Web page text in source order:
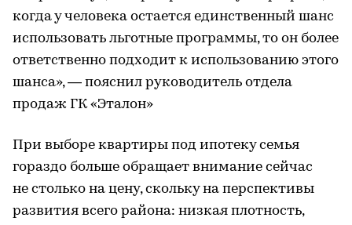
когда у человека остается единственный шанс
использовать льготные программы, то он более
ответственно подходит к использованию этого
шанса», — пояснил руководитель отдела
продаж ГК «Эталон»
При выборе квартиры под ипотеку семья
гораздо больше обращает внимание сейчас
не столько на цену, скольку на перспективы
развития всего района: низкая плотность,